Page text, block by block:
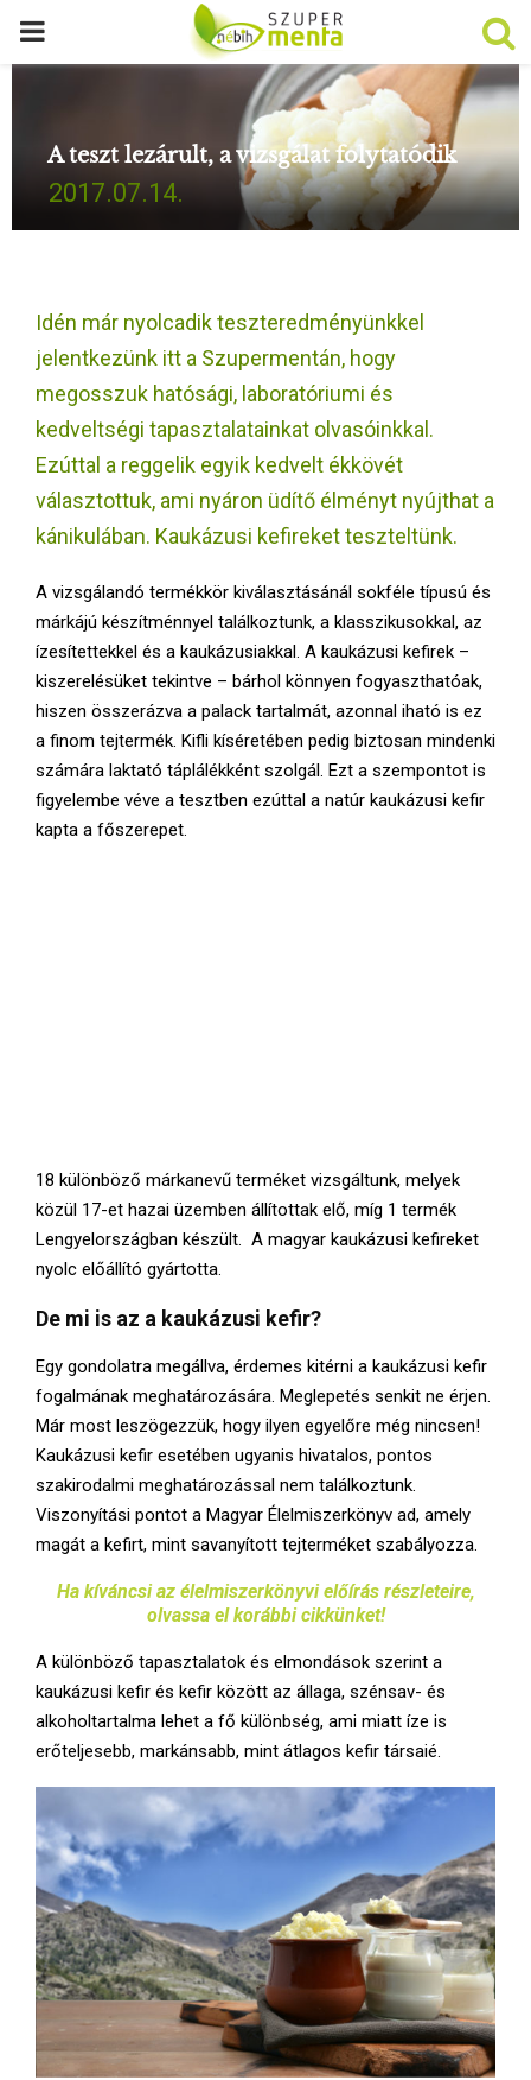
P
M
M
N
U
A teszt lezárult, a vizsgálat folytatódik
2017.07.14.
Idén már nyolcadik teszteredményünkkel
jelentkezünk itt a Szupermentán, hogy
megosszuk hatósági, laboratóriumi és
kedveltségi tapasztalatainkat olvasóinkkal.
Ezúttal a reggelik egyik kedvelt ékkövét
választottuk, ami nyáron üdítő élményt nyújthat a
kánikulában. Kaukázusi kefireket teszteltünk.
A vizsgálandó termékkör kiválasztásánál sokféle típusú és
márkájú készítménnyel találkoztunk, a klasszikusokkal, az
ízesítettekkel és a kaukázusiakkal. A kaukázusi kefirek –
kiszerelésüket tekintve – bárhol könnyen fogyaszthatóak,
hiszen összerázva a palack tartalmát, azonnal iható is ez
a finom tejtermék. Kifli kíséretében pedig biztosan mindenki
számára laktató táplálékként szolgál. Ezt a szempontot is
figyelembe véve a tesztben ezúttal a natúr kaukázusi kefir
kapta a főszerepet.
18 különböző márkanevű terméket vizsgáltunk, melyek
közül 17-et hazai üzemben állítottak elő, míg 1 termék
Lengyelországban készült. A magyar kaukázusi kefireket
nyolc előállító gyártotta.
De mi is az a kaukázusi kefir?
Egy gondolatra megállva, érdemes kitérni a kaukázusi kefir
fogalmának meghatározására. Meglepetés senkit ne érjen.
Már most leszögezzük, hogy ilyen egyelőre még nincsen!
Kaukázusi kefir esetében ugyanis hivatalos, pontos
szakirodalmi meghatározással nem találkoztunk.
Viszonyítási pontot a Magyar Élelmiszerkönyv ad, amely
magát a kefirt, mint savanyított tejterméket szabályozza.
Ha kíváncsi az élelmiszerkönyvi előírás részleteire,
olvassa el korábbi cikkünket!
A különböző tapasztalatok és elmondások szerint a
kaukázusi kefir és kefir között az állaga, szénsav- és
alkoholtartalma lehet a fő különbség, ami miatt íze is
erőteljesebb, markánsabb, mint átlagos kefir társaié.